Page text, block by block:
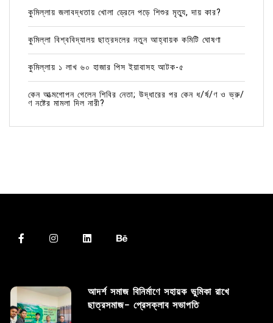
কুমিল্লায় জলাবদ্ধতায় খোলা ড্রেনে পড়ে শিশুর মৃত্যু, দায় কার?
কুমিল্লা বিশ্ববিদ্যালয় ছাত্রদলের নতুন আহ্বায়ক কমিটি ঘোষণা
কুমিল্লায় ১ লাখ ৬০ হাজার পিস ইয়াবাসহ আটক-৫
কেন আত্মগোপন গেলেন শিবির নেতা; উদ্ধারের পর কেন ধ/র্ষ/ণ ও ভ্রু/
ণ নষ্টের মামলা দিল নারী?
আদর্শ সমাজ বিনির্মাণে সহায়ক ভুমিকা রাখে
ছাত্রসমাজ- প্রেসক্লাব সভাপতি